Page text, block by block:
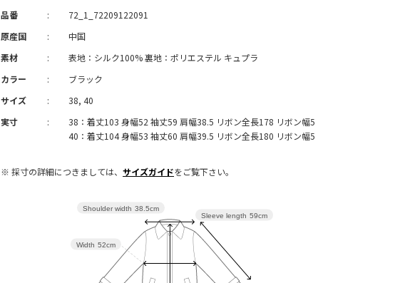
品番 :
72_1_72209122091
原産国
:
中国
素材
:
表地：シルク100% 裏地：ポリエステル キュプラ
カラー
:
ブラック
サイズ
:
38, 40
実寸
:
38：着丈103 身幅52 袖丈59 肩幅38.5 リボン全長178 リボン幅5
40：着丈104 身幅53 袖丈60 肩幅39.5 リボン全長180 リボン幅5
※ 採寸の詳細につきましては、サイズガイドをご覧下さい。
Sleeve length 59cm
Width 52cm
Shoulder width 38.5cm